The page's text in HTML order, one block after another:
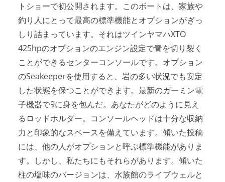
トショーで初公開されます。このボートは、家族や
釣り人にとって最高の標準機能とオプションがぎっ
しり詰まっています。それはツインヤマハXTO
425hpのオプションのエンジン設定で青を切り裂く
ことができるセンターコンソールです。オプション
のSeakeeperを使用すると、岩の多い状況でも安定
した状態を保つことができます。最新のガーミン電
子機器で9に身を包んだ。あなたがどのように見え
るロッドホルダー。コンソールヘッドは十分な収納
力と印象的なスペースを備えています。傾いた投稿
には、他の人がオプションと呼ぶ標準機能がありま
す。しかし、私たちにもそれらがあります。傾いた
柱の塩味のバージョンは、水族館のライブウェルと